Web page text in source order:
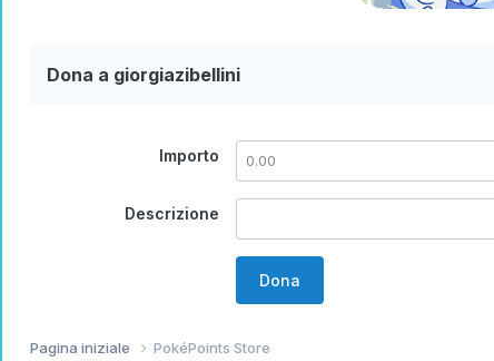
Dona a giorgiazibellini
Importo
Descrizione
Dona
Pagina iniziale PokéPoints Store